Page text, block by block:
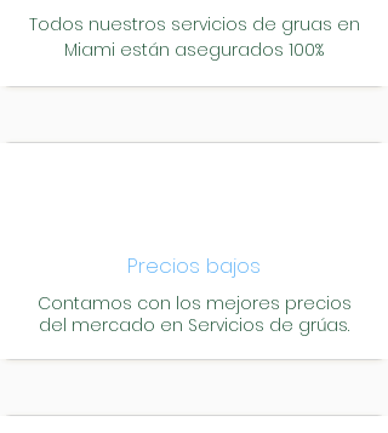
Todos nuestros servicios de gruas en
Miami están asegurados 100%
Precios bajos
Contamos con los mejores precios
del mercado en Servicios de grúas.